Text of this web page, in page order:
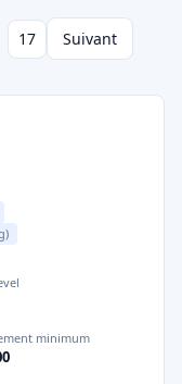
17 Suivant
minimum